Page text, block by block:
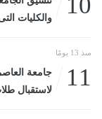
والكليات
منذ 13 يومًا
11
جامعة
لاستقبال طلاب